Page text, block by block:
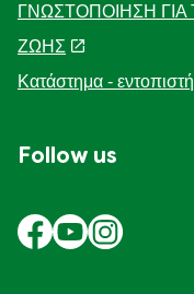
ΓΝΩΣΤΟΠΟΙΗΣΗ ΓΙΑ
ΖΩΗΣ
Διαχείριση